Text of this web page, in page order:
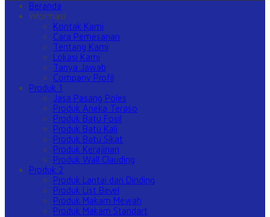
Beranda
Informasi
Kontak Kami
Cara Pemesanan
Tentang Kami
Lokasi Kami
Tanya Jawab
Company Profil
Produk 1
Jasa Pasang Poles
Produk Aneka Teraso
Produk Batu Fosil
Produk Batu Kali
Produk Batu Sikat
Produk Kerajinan
Produk Wall Clauding
Produk 2
Produk Lantai dan Dinding
Produk List Bevel
Produk Makam Mewah
Produk Makam Standart